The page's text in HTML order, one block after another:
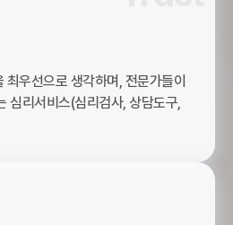
최우선으로 생각하며, 전문가들이
심리서비스(심리검사, 상담도구,